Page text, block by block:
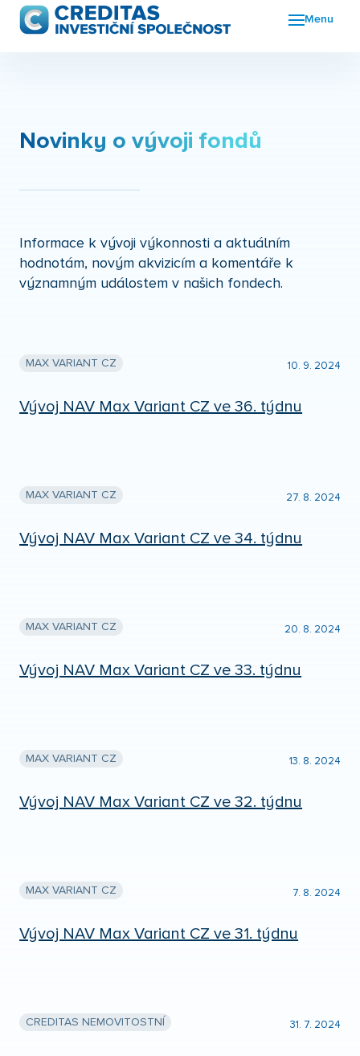
Menu
Novinky o vývoji fondů
Informace k vývoji výkonnosti a aktuálním
hodnotám, novým akvizicím a komentáře k
významným událostem v našich fondech.
MAX VARIANT CZ 10. 9. 2024
Vývoj NAV Max Variant CZ ve 36. týdnu
MAX VARIANT CZ 27. 8. 2024
Vývoj NAV Max Variant CZ ve 34. týdnu
MAX VARIANT CZ 20. 8. 2024
Vývoj NAV Max Variant CZ ve 33. týdnu
MAX VARIANT CZ 13. 8. 2024
Vývoj NAV Max Variant CZ ve 32. týdnu
MAX VARIANT CZ 7. 8. 2024
Vývoj NAV Max Variant CZ ve 31. týdnu
CREDITAS NEMOVITOSTNÍ 31. 7. 2024